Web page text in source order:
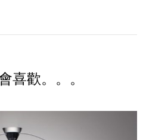
喜歡。。。